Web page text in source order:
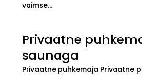
vaimse...
Privaatne
saunaga
Privaatne puhkemaja Privaatne